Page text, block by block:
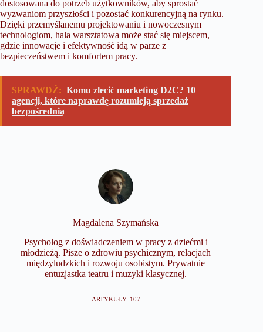
dostosowana do potrzeb użytkowników, aby sprostać
wyzwaniom przyszłości i pozostać konkurencyjną na rynku.
Dzięki przemyślanemu projektowaniu i nowoczesnym
technologiom, hala warsztatowa może stać się miejscem,
gdzie innowacje i efektywność idą w parze z
bezpieczeństwem i komfortem pracy.
SPRAWDŹ: Komu zlecić marketing D2C? 10
agencji, które naprawdę rozumieją sprzedaż
bezpośrednią
Magdalena Szymańska
Psycholog z doświadczeniem w pracy z dziećmi i
młodzieżą. Pisze o zdrowiu psychicznym, relacjach
międzyludzkich i rozwoju osobistym. Prywatnie
entuzjastka teatru i muzyki klasycznej.
ARTYKUŁY: 107